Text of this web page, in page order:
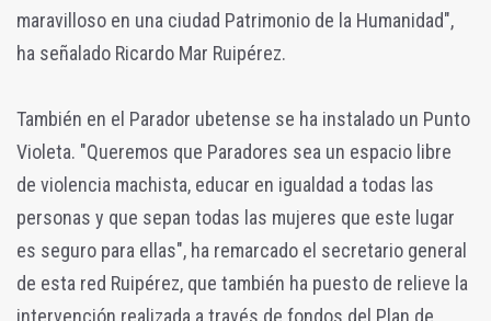
maravilloso en una ciudad Patrimonio de la Humanidad",
ha señalado Ricardo Mar Ruipérez.
También en el Parador ubetense se ha instalado un Punto
Violeta. "Queremos que Paradores sea un espacio libre
de violencia machista, educar en igualdad a todas las
personas y que sepan todas las mujeres que este lugar
es seguro para ellas", ha remarcado el secretario general
de esta red Ruipérez, que también ha puesto de relieve la
intervención realizada a través de fondos del Plan de